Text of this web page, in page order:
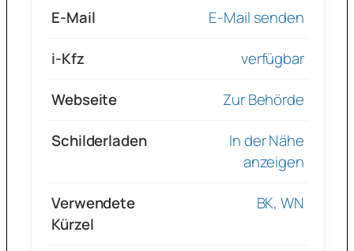
E-Mail
E-Mail senden
i-Kfz
verfügbar
Webseite
Zur Behörde
Schilderladen
In der Nähe
anzeigen
Verwendete
Kürzel
BK, WN